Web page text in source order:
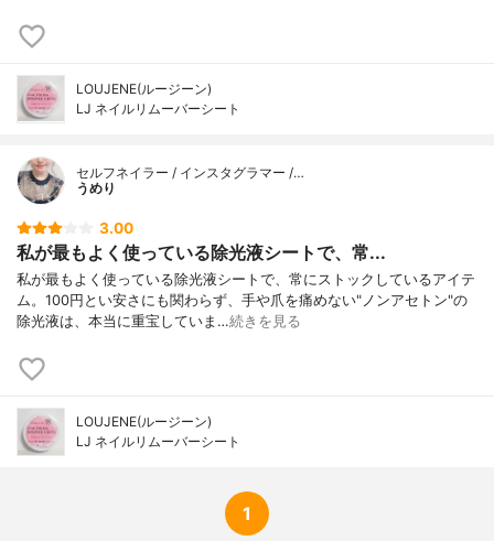
LOUJENE(ルージーン)
LJ ネイルリムーバーシート
セルフネイラー / インスタグラマー /…
うめり
3.00
私が最もよく使っている除光液シートで、常...
私が最もよく使っている除光液シートで、常にストックしているアイテ
ム。100円とい安さにも関わらず、手や爪を痛めない"ノンアセトン"の
除光液は、本当に重宝していま…続きを見る
LOUJENE(ルージーン)
LJ ネイルリムーバーシート
1